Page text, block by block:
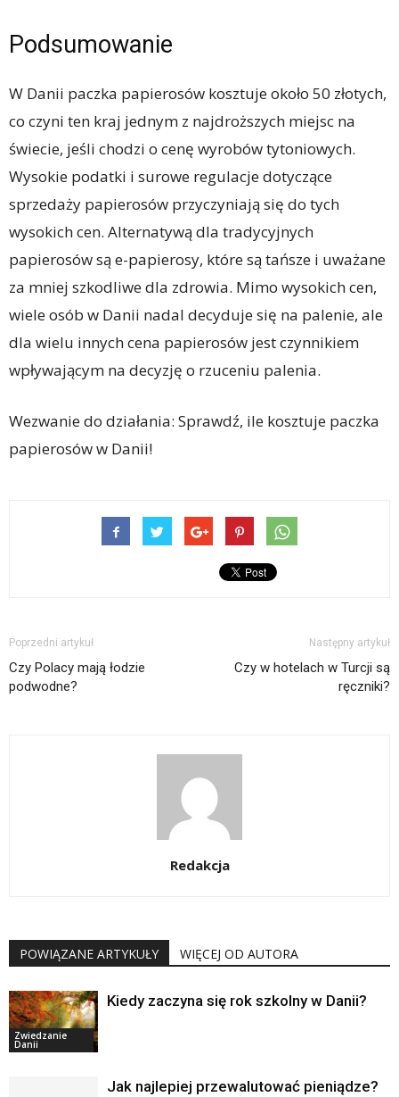
Podsumowanie
W Danii paczka papierosów kosztuje około 50 złotych,
co czyni ten kraj jednym z najdroższych miejsc na
świecie, jeśli chodzi o cenę wyrobów tytoniowych.
Wysokie podatki i surowe regulacje dotyczące
sprzedaży papierosów przyczyniają się do tych
wysokich cen. Alternatywą dla tradycyjnych
papierosów są e-papierosy, które są tańsze i uważane
za mniej szkodliwe dla zdrowia. Mimo wysokich cen,
wiele osób w Danii nadal decyduje się na palenie, ale
dla wielu innych cena papierosów jest czynnikiem
wpływającym na decyzję o rzuceniu palenia.
Wezwanie do działania: Sprawdź, ile kosztuje paczka
papierosów w Danii!
Poprzedni artykuł
Czy Polacy mają łodzie
podwodne?
Następny artykuł
Czy w hotelach w Turcji są
ręczniki?
Redakcja
POWIĄZANE ARTYKUŁY WIĘCEJ OD AUTORA
Zwiedzanie
Danii
Kiedy zaczyna się rok szkolny w Danii?
Jak najlepiej przewalutować pieniądze?